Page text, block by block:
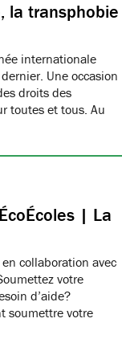
la transphobie
internationale
Une occasion
droits des
toutes et tous. Au
| La
collaboration avec
votre
d’aide?
soumettre votre